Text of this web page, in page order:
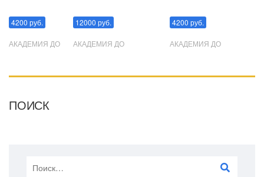
4200 руб.
АКАДЕМИЯ ДО
12000 руб.
АКАДЕМИЯ ДО
4200 руб.
АКАДЕМИЯ ДО
ПОИСК